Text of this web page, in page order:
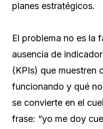
planes estratégicos.
El problema no es la
ausencia de
(KPIs) que muestren
funcionando y qué
se convierte en el
frase: “yo me doy